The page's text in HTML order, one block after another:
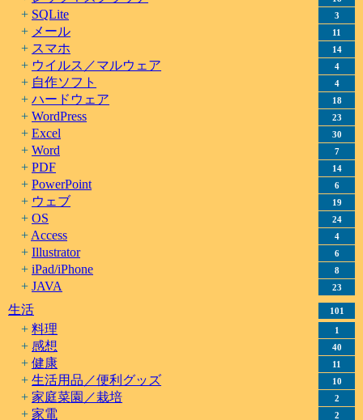
SQLite 3
メール 11
スマホ 14
ウイルス／マルウェア 4
自作ソフト 4
ハードウェア 18
WordPress 23
Excel 30
Word 7
PDF 14
PowerPoint 6
ウェブ 19
OS 24
Access 4
Illustrator 6
iPad/iPhone 8
JAVA 23
生活 101
料理 1
感想 40
健康 11
生活用品／便利グッズ 10
家庭菜園／栽培 2
家電 2